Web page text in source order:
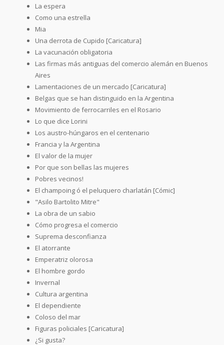
La espera
Como una estrella
Mia
Una derrota de Cupido [Caricatura]
La vacunación obligatoria
Las firmas más antiguas del comercio alemán en Buenos
Aires
Lamentaciones de un mercado [Caricatura]
Belgas que se han distinguido en la Argentina
Movimiento de ferrocarriles en el Rosario
Lo que dice Lorini
Los austro-húngaros en el centenario
Francia y la Argentina
El valor de la mujer
Por que son bellas las mujeres
Pobres vecinos!
El champoing ó el peluquero charlatán [Cómic]
"Asilo Bartolito Mitre"
La obra de un sabio
Cómo progresa el comercio
Suprema desconfianza
El atorrante
Emperatriz olorosa
El hombre gordo
Invernal
Cultura argentina
El dependiente
Coloso del mar
Figuras policiales [Caricatura]
¿Si gusta?